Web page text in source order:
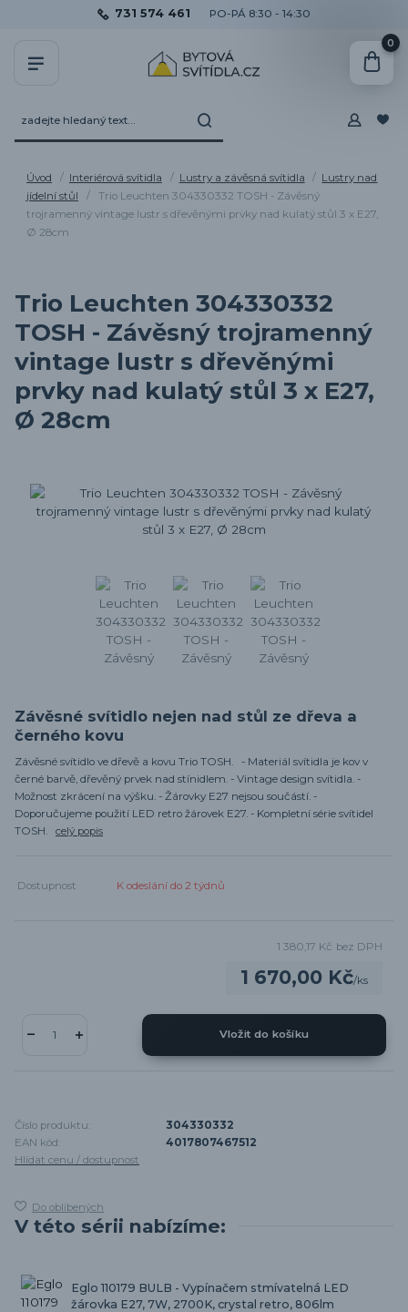
731 574 461 PO-PÁ 8:30 - 14:30
0
Úvod Interiérová svítidla Lustry a závěsná svítidla
Lustry nad
jídelní stůl
Trio Leuchten 304330332 TOSH - Závěsný
trojramenný vintage lustr s dřevěnými prvky nad kulatý stůl 3 x E27,
Ø 28cm
Trio Leuchten 304330332
TOSH - Závěsný trojramenný
vintage lustr s dřevěnými
prvky nad kulatý stůl 3 x E27,
Ø 28cm
Závěsné svítidlo nejen nad stůl ze dřeva a
černého kovu
Závěsné svítidlo ve dřevě a kovu Trio TOSH. - Materiál svítidla je kov v
černé barvě, dřevěný prvek nad stínidlem. - Vintage design svítidla. -
Možnost zkrácení na výšku. - Žárovky E27 nejsou součástí. -
Doporučujeme použití LED retro žárovek E27. - Kompletní série svítidel
TOSH. celý popis
Dostupnost K odeslání do 2 týdnů
1 670,00 Kč/ks
1 380,17 Kč bez DPH
Vložit do košíku
Číslo produktu:
304330332
EAN kód:
4017807467512
Hlídat cenu / dostupnost
Do oblíbených
V této sérii nabízíme:
Eglo 110179 BULB - Vypínačem stmívatelná LED
žárovka E27, 7W, 2700K, crystal retro, 806lm